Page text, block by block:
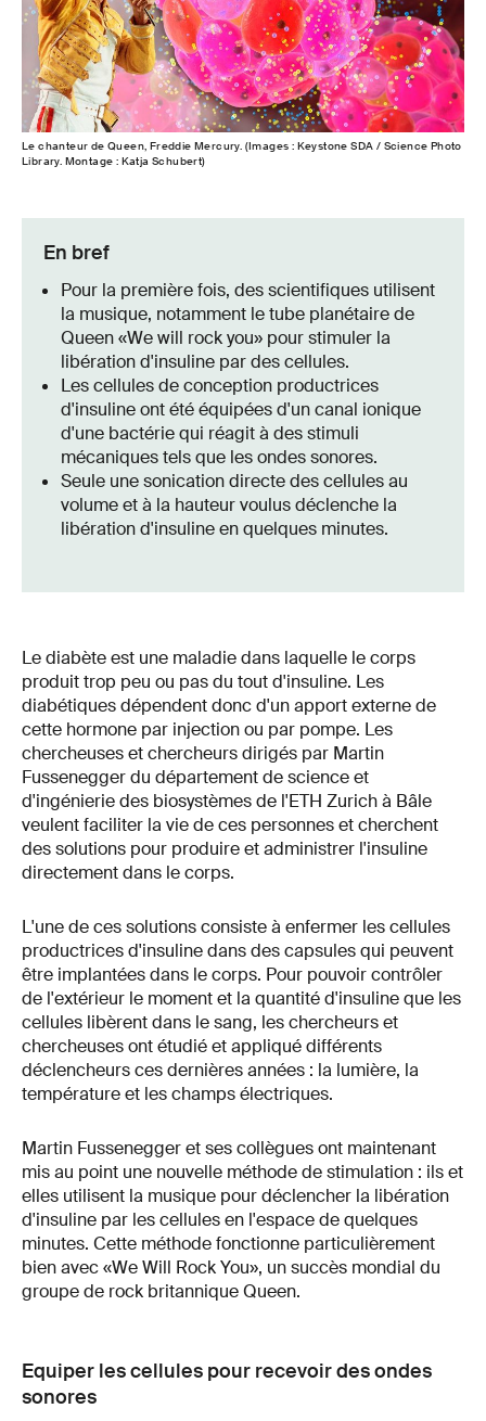
Le chanteur de Queen, Freddie Mercury. (Images : Keystone SDA / Science Photo
Library. Montage : Katja Schubert)
En bref
Pour la première fois, des scientifiques utilisent
la musique, notamment le tube planétaire de
Queen «We will rock you» pour stimuler la
libération d'insuline par des cellules.
Les cellules de conception productrices
d'insuline ont été équipées d'un canal ionique
d'une bactérie qui réagit à des stimuli
mécaniques tels que les ondes sonores.
Seule une sonication directe des cellules au
volume et à la hauteur voulus déclenche la
libération d'insuline en quelques minutes.
Le diabète est une maladie dans laquelle le corps
produit trop peu ou pas du tout d'insuline. Les
diabétiques dépendent donc d'un apport externe de
cette hormone par injection ou par pompe. Les
chercheuses et chercheurs dirigés par Martin
Fussenegger du département de science et
d'ingénierie des biosystèmes de l'ETH Zurich à Bâle
veulent faciliter la vie de ces personnes et cherchent
des solutions pour produire et administrer l'insuline
directement dans le corps.
L'une de ces solutions consiste à enfermer les cellules
productrices d'insuline dans des capsules qui peuvent
être implantées dans le corps. Pour pouvoir contrôler
de l'extérieur le moment et la quantité d'insuline que les
cellules libèrent dans le sang, les chercheurs et
chercheuses ont étudié et appliqué différents
déclencheurs ces dernières années : la lumière, la
température et les champs électriques.
Martin Fussenegger et ses collègues ont maintenant
mis au point une nouvelle méthode de stimulation : ils et
elles utilisent la musique pour déclencher la libération
d'insuline par les cellules en l'espace de quelques
minutes. Cette méthode fonctionne particulièrement
bien avec «We Will Rock You», un succès mondial du
groupe de rock britannique Queen.
Equiper les cellules pour recevoir des ondes
sonores